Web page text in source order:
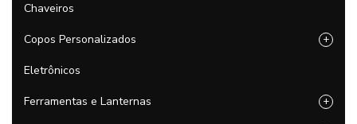
Chaveiros
Copos Personalizados +
Eletrônicos
Ferramentas e Lanternas +